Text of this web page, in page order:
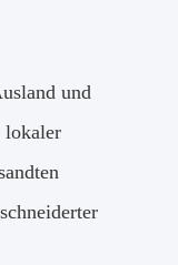
und
lokaler